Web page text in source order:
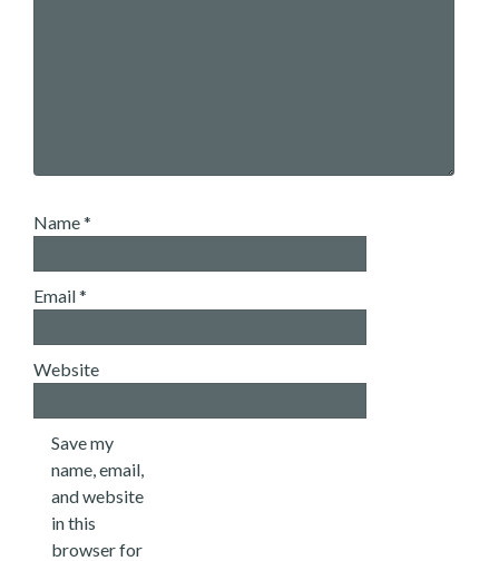
Name*
Email*
Website
Save my
name, email,
and website
in this
browser for